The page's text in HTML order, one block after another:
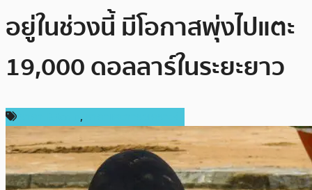
อยู่ในช่วงนี้ มีโอกาสพุ่งไปแตะ
19,000 ดอลลาร์ในระยะยาว
,